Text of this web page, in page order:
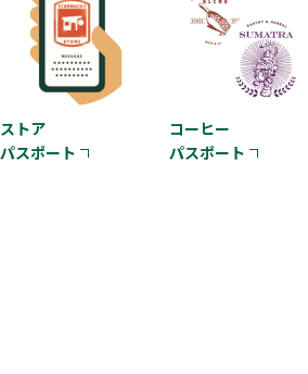
ストア
パスポート
コーヒー
パスポート